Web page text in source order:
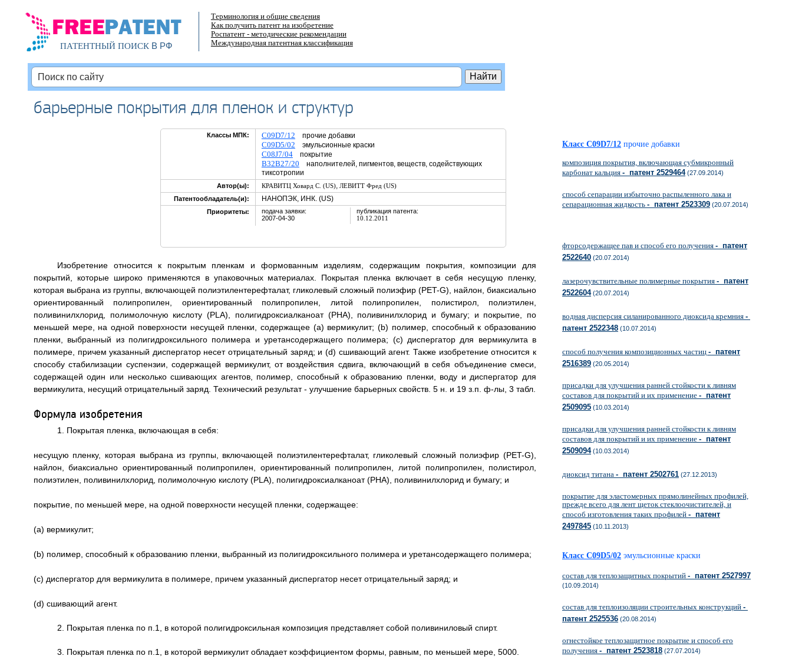
ПАТЕНТНЫЙ ПОИСКВ РФ
Терминология и общие сведения
Как получить патент на изобретение
Роспатент - методические рекомендации
Международная патентная классификация
барьерные покрытия для пленок и структур
Классы МПК: C09D7/12 прочие добавки
C09D5/02 эмульсионные краски
C08J7/04покрытие
B32B27/20 наполнителей, пигментов, веществ, содействующих
тиксотропии
Автор(ы): КРАВИТЦ Ховард С. (US), ЛЕВИТТ Фред (US)
Патентообладатель(и):
НАНОПЭК, ИНК. (US)
Приоритеты:
подача заявки:
2007-04-30
публикация патента:
10.12.2011
Изобретение относится к покрытым пленкам и формованным изделиям, содержащим покрытия, композиции для
покрытий, которые широко применяются в упаковочных материалах. Покрытая пленка включает в себя несущую пленку,
которая выбрана из группы, включающей полиэтилентерефталат, гликолевый сложный полиэфир (PET-G), найлон, биаксиально
ориентированный полипропилен, ориентированный полипропилен, литой полипропилен, полистирол, полиэтилен,
поливинилхлорид, полимолочную кислоту (PLA), полигидроксиалканоат (РНА), поливинилхлорид и бумагу; и покрытие, по
меньшей мере, на одной поверхности несущей пленки, содержащее (а) вермикулит; (b) полимер, способный к образованию
пленки, выбранный из полигидроксильного полимера и уретансодержащего полимера; (с) диспергатор для вермикулита в
полимере, причем указанный диспергатор несет отрицательный заряд; и (d) сшивающий агент. Также изобретение относится к
способу стабилизации суспензии, содержащей вермикулит, от воздействия сдвига, включающий в себя объединение смеси,
содержащей один или несколько сшивающих агентов, полимер, способный к образованию пленки, воду и диспергатор для
вермикулита, несущий отрицательный заряд. Технический результат - улучшение барьерных свойств. 5 н. и 19 з.п. ф-лы, 3 табл.
Формула изобретения
1. Покрытая пленка, включающая в себя:
несущую пленку, которая выбрана из группы, включающей полиэтилентерефталат, гликолевый сложный полиэфир (PET-G),
найлон, биаксиально ориентированный полипропилен, ориентированный полипропилен, литой полипропилен, полистирол,
полиэтилен, поливинилхлорид, полимолочную кислоту (PLA), полигидроксиалканоат (РНА), поливинилхлорид и бумагу; и
покрытие, по меньшей мере, на одной поверхности несущей пленки, содержащее:
(a) вермикулит;
(b) полимер, способный к образованию пленки, выбранный из полигидроксильного полимера и уретансодержащего полимера;
(c) диспергатор для вермикулита в полимере, причем указанный диспергатор несет отрицательный заряд; и
(d) сшивающий агент.
2. Покрытая пленка по п.1, в которой полигидроксильная композиция представляет собой поливиниловый спирт.
3. Покрытая пленка по п.1, в которой вермикулит обладает коэффициентом формы, равным, по меньшей мере, 5000.
Класс C09D7/12 прочие добавки
композиция покрытия, включающая субмикронный
карбонат кальция - патент 2529464(27.09.2014)
способ сепарации избыточно распыленного лака и
сепарационная жидкость - патент 2523309 (20.07.2014)
фторсодержащее пав и способ его получения - патент
2522640 (20.07.2014)
лазерочувствительные полимерные покрытия - патент
2522604(20.07.2014)
водная дисперсия силанированного диоксида кремния -
патент 2522348 (10.07.2014)
способ получения композиционных частиц - патент
2516389 (20.05.2014)
присадки для улучшения ранней стойкости к ливням
составов для покрытий и их применение - патент
2509095 (10.03.2014)
присадки для улучшения ранней стойкости к ливням
составов для покрытий и их применение - патент
2509094(10.03.2014)
диоксид титана - патент 2502761 (27.12.2013)
покрытие для эластомерных прямолинейных профилей,
прежде всего для лент щеток стеклоочистителей, и
способ изготовления таких профилей - патент
2497845 (10.11.2013)
Класс C09D5/02 эмульсионные краски
состав для теплозащитных покрытий - патент 2527997
(10.09.2014)
состав для теплоизоляции строительных конструкций -
патент 2525536 (20.08.2014)
огнестойкое теплозащитное покрытие и способ его
получения - патент 2523818 (27.07.2014)